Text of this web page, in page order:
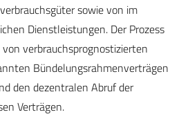
sowie von im
Dienstleistungen. Der Prozess
verbrauchsprognostizierten
Bündelungsrahmenverträgen
den dezentralen Abruf der
Verträgen.